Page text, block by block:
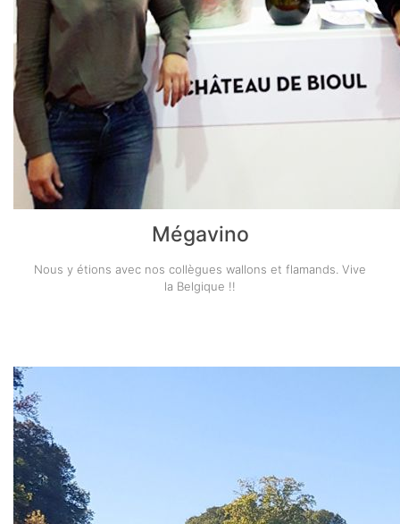
Mégavino
Nous y étions avec nos collègues wallons et flamands. Vive
la Belgique !!